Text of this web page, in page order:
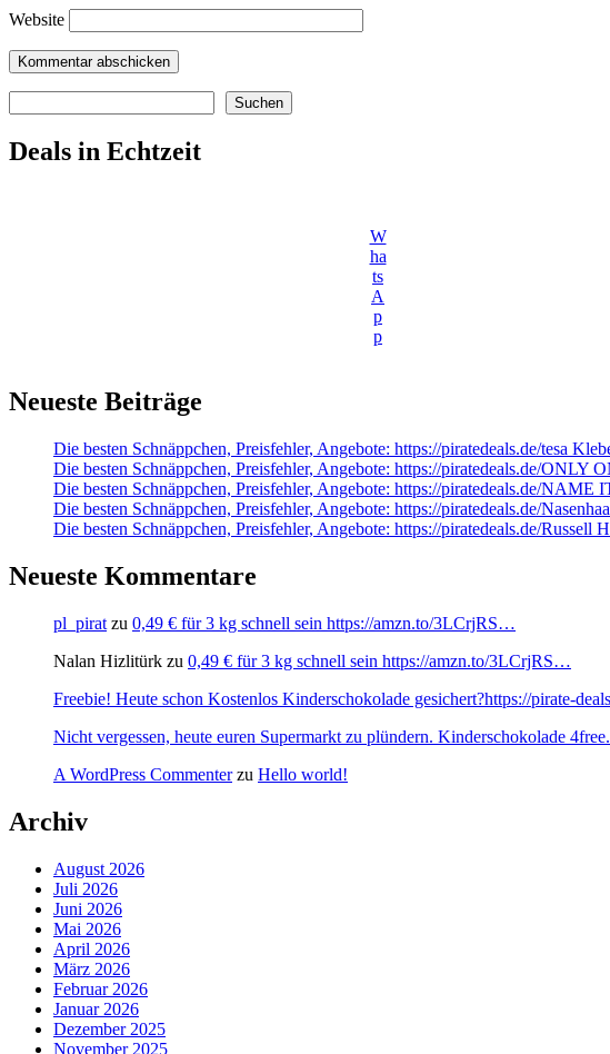
Website
Suchen
Deals in Echtzeit
W
ha
ts
A
p
p
Neueste Beiträge
Die besten Schnäppchen, Preisfehler, Angebote: https://piratedeals.de/tesa
Die besten Schnäppchen, Preisfehler, Angebote: https://piratedeals.de/ONLY
Die besten Schnäppchen, Preisfehler, Angebote: https://piratedeals.de/NAME
Die besten Schnäppchen, Preisfehler, Angebote: https://piratedeals.de/
Die besten Schnäppchen, Preisfehler, Angebote: https://piratedeals.de/Russell
Neueste Kommentare
pl_pirat zu 0,49 € für 3 kg schnell sein https://amzn.to/3LCrjRS…
Nalan Hizlitürk zu 0,49 € für 3 kg schnell sein https://amzn.to/3LCrjRS…
Freebie! Heute schon Kostenlos Kinderschokolade gesichert?https://pirate-
Nicht vergessen, heute euren Supermarkt zu plündern. Kinderschokolade
A WordPress Commenterzu Hello world!
Archiv
August 2026
Juli 2026
Juni 2026
Mai 2026
April 2026
März 2026
Februar 2026
Januar 2026
Dezember 2025
November 2025